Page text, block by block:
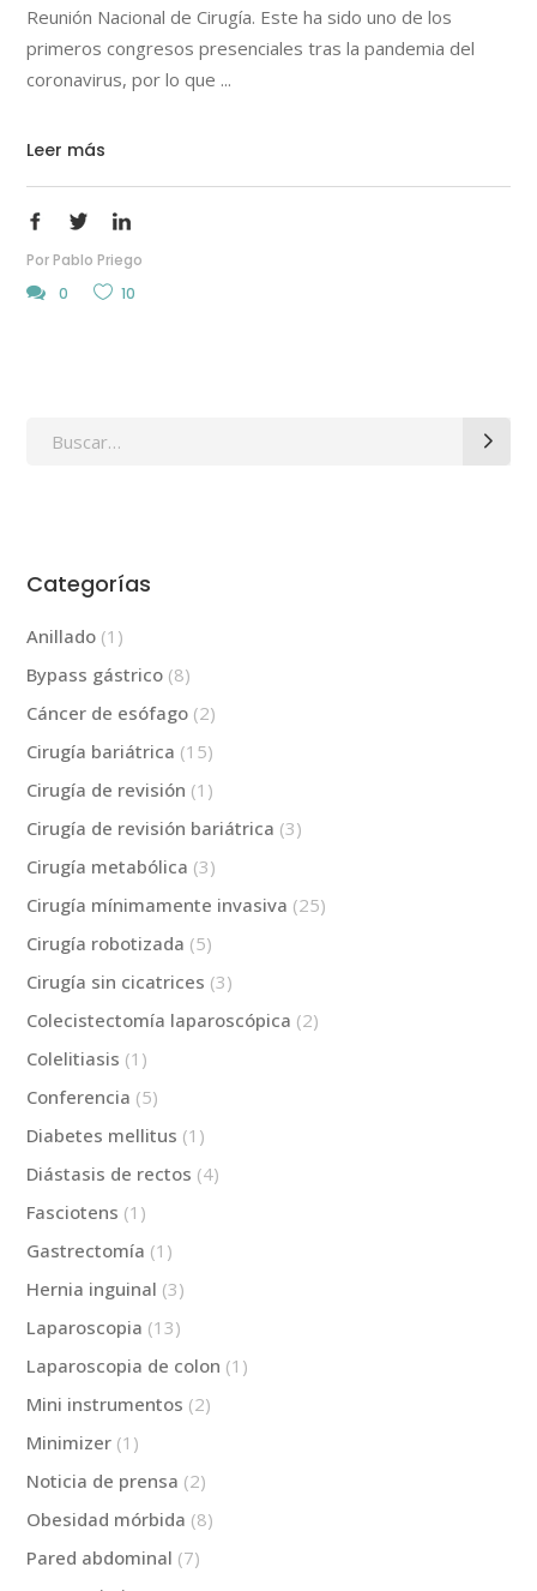
Reunión Nacional de Cirugía. Este ha sido uno de los
primeros congresos presenciales tras la pandemia del
coronavirus, por lo que
Leer más
Por Pablo Priego
0
10
Search
Categorías
Anillado (1)
Bypass gástrico (8)
Cáncer de esófago (2)
Cirugía bariátrica (15)
Cirugía de revisión (1)
Cirugía de revisión bariátrica (3)
Cirugía metabólica (3)
Cirugía mínimamente invasiva (25)
Cirugía robotizada (5)
Cirugía sin cicatrices (3)
Colecistectomía laparoscópica (2)
Colelitiasis (1)
Conferencia (5)
Diabetes mellitus (1)
Diástasis de rectos (4)
Fasciotens (1)
Gastrectomía (1)
Hernia inguinal (3)
Laparoscopia (13)
Laparoscopia de colon (1)
Mini instrumentos (2)
Minimizer (1)
Noticia de prensa (2)
Obesidad mórbida (8)
Pared abdominal (7)